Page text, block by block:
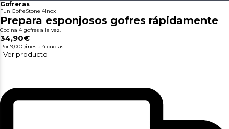
Gofreras
Fun GofreStone 4Inox
Prepara esponjosos gofres rápidamente
Cocina 4 gofres a la vez.
34,90€
Por 9,00€/mes a 4 cuotas
Ver producto